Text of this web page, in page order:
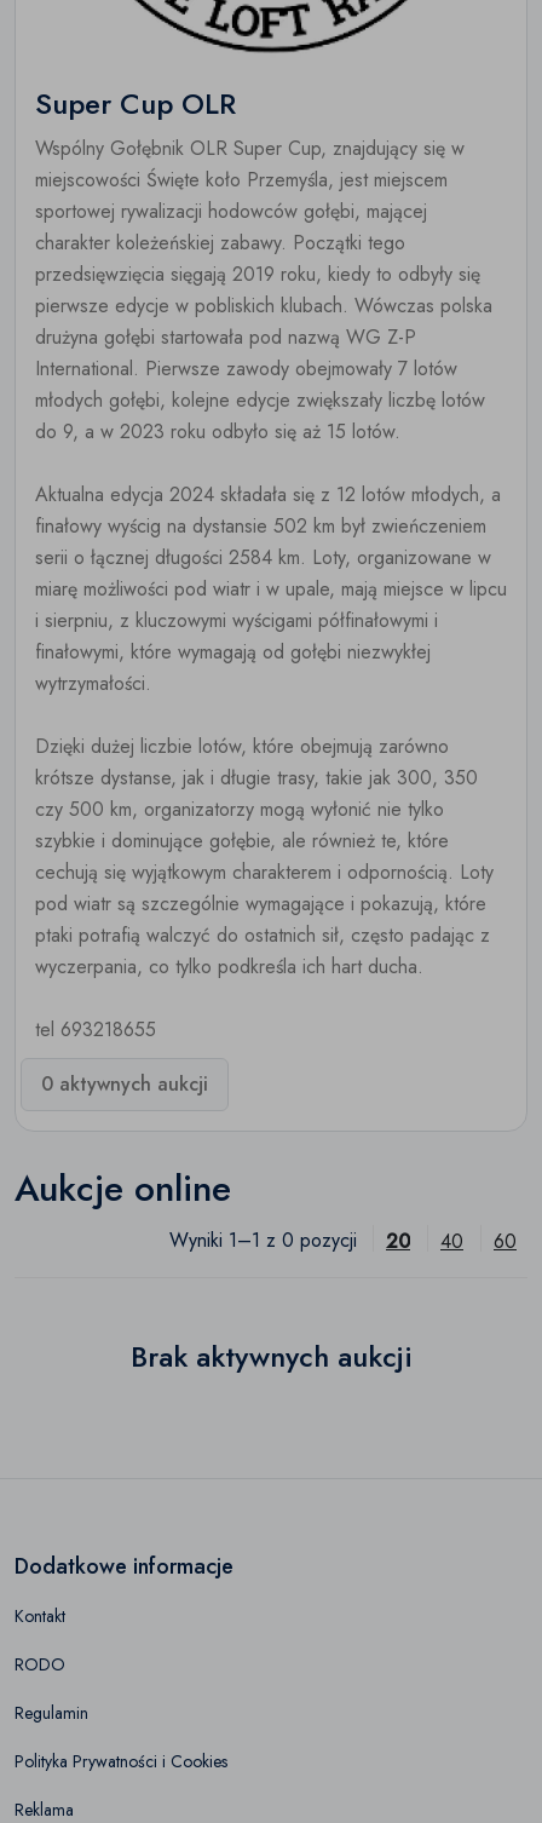
Super Cup OLR
Wspólny Gołębnik OLR Super Cup, znajdujący się w
miejscowości Święte koło Przemyśla, jest miejscem
sportowej rywalizacji hodowców gołębi, mającej
charakter koleżeńskiej zabawy. Początki tego
przedsięwzięcia sięgają 2019 roku, kiedy to odbyły się
pierwsze edycje w pobliskich klubach. Wówczas polska
drużyna gołębi startowała pod nazwą WG Z-P
International. Pierwsze zawody obejmowały 7 lotów
młodych gołębi, kolejne edycje zwiększały liczbę lotów
do 9, a w 2023 roku odbyło się aż 15 lotów.
Aktualna edycja 2024 składała się z 12 lotów młodych, a
finałowy wyścig na dystansie 502 km był zwieńczeniem
serii o łącznej długości 2584 km. Loty, organizowane w
miarę możliwości pod wiatr i w upale, mają miejsce w lipcu
i sierpniu, z kluczowymi wyścigami półfinałowymi i
finałowymi, które wymagają od gołębi niezwykłej
wytrzymałości.
Dzięki dużej liczbie lotów, które obejmują zarówno
krótsze dystanse, jak i długie trasy, takie jak 300, 350
czy 500 km, organizatorzy mogą wyłonić nie tylko
szybkie i dominujące gołębie, ale również te, które
cechują się wyjątkowym charakterem i odpornością. Loty
pod wiatr są szczególnie wymagające i pokazują, które
ptaki potrafią walczyć do ostatnich sił, często padając z
wyczerpania, co tylko podkreśla ich hart ducha.
tel 693218655
0 aktywnych aukcji
Aukcje online
Wyniki 1–1 z 0 pozycji 20 40 60
Brak aktywnych aukcji
Dodatkowe informacje
Kontakt
RODO
Regulamin
Polityka Prywatności i Cookies
Reklama